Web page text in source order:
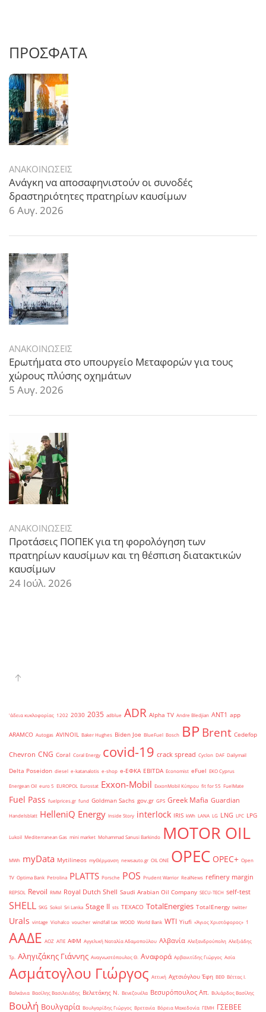
ΠΡΟΣΦΑΤΑ
ΑΝΑΚΟΙΝΩΣΕΙΣ
Ανάγκη να αποσαφηνιστούν οι συνοδές
δραστηριότητες πρατηρίων καυσίμων
6 Αυγ. 2026
ΑΝΑΚΟΙΝΩΣΕΙΣ
Ερωτήματα στο υπουργείο Μεταφορών για τους
χώρους πλύσης οχημάτων
5 Αυγ. 2026
ΑΝΑΚΟΙΝΩΣΕΙΣ
Προτάσεις ΠΟΠΕΚ για τη φορολόγηση των
πρατηρίων καυσίμων και τη θέσπιση διατακτικών
καυσίμων
24 Ιούλ. 2026
'άδεια κυκλοφορίας 1202 2030 2035 adblue ADR Alpha TV Andre Bledjian ANT1 app
ARAMCO Autogas AVINOIL Baker Hughes Biden Joe BlueFuel Bosch BPBrent Cedefop
Chevron CNG Coral Coral Energy covid-19 crack spread Cyclon DAF Dailymail
Delta Poseidon diesel e-katanalotis e-shop e-ΕΦΚΑ EBITDA Economist eFuel EKO Cyprus
Energean Oil euro 5 EUROPOL Eurostat Exxon-Mobil ExxonMobil Κύπρου fit for 55 FuelMate
Fuel Pass fuelprices.gr fund Goldman Sachs gov.gr GPS Greek Mafia Guardian
Handelsblatt HelleniQ Energy Inside Story interlock IRIS kWh LANA LG LNG LPC LPG
Lukoil Mediterranean Gas mini market Mohammad Sanusi Barkindo MOTOR OIL
MWh myData Mytilineos myΘέρμανση newsauto.gr OIL ONE OPEC OPEC+ Open
TV Optima Bank Petrolina PLATTS Porsche POS Prudent Warrior RealNews refinery margin
REPSOL Revoil RMM Royal Dutch Shell Saudi Arabian Oil Company SECU-TECH self-test
SHELL SKG Sokol Sri Lanka Stage II sts TEXACO TotalEnergies TotalEnergy twitter
Urals vintage Viohalco voucher windfall tax WOOD World Bank WTI Yiufi «Άγιος Χριστόφορος» ΄1
ΑΑΔΕ ΑΟΖ ΑΠΕ ΑΦΜ Αγγελική Ναταλία Αδαμοπούλου Αλβανία Αλεξανδρούπολη Αλεξιάδης
Τρ. Αληγιζάκης Γιάννης Αναγνωστόπουλος Θ. Αναφορά Αρβανιτίδης Γιώργος Ασία
Ασμάτογλου Γιώργος Αττική Αχτσιόγλου Έφη ΒΕΘ Βέττας Ι.
Βαλκάνια Βασίλης Βασιλειάδης Βελετάκης Ν. Βενεζουέλα Βεσυρόπουλος Απ. Βιλιάρδος Βασίλης
Βουλή Βουλγαρία Βουλγαρίδης Γιώργος Βρετανία Βόρεια Μακεδονία ΓΕΜΗ ΓΣΕΒΕΕ